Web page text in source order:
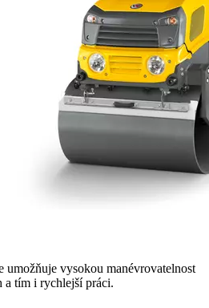
umožňuje vysokou manévrovatelnost
a tím i rychlejší práci.